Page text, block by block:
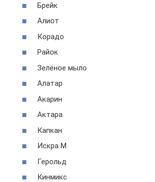
Брейк
Алиот
Корадо
Райок
Зелёное мыло
Алатар
Акарин
Актара
Капкан
Искра М
Герольд
Кинмикс